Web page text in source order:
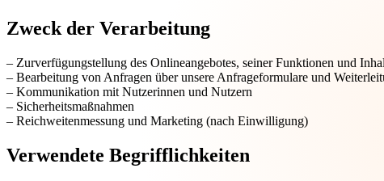
Zweck der Verarbeitung
– Zurverfügungstellung des Onlineangebotes, seiner Funktionen und
– Bearbeitung von Anfragen über unsere Anfrageformulare und
– Kommunikation mit Nutzerinnen und Nutzern
– Sicherheitsmaßnahmen
– Reichweitenmessung und Marketing (nach Einwilligung)
Verwendete Begrifflichkeiten